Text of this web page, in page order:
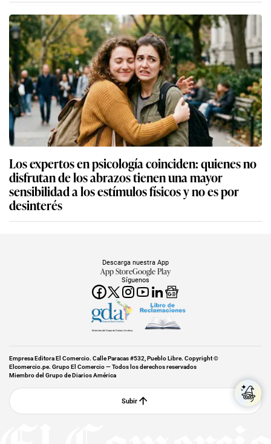
Los expertos en psicología coinciden: quienes no
disfrutan de los abrazos tienen una mayor
sensibilidad a los estímulos físicos y no es por
desinterés
Síguenos
Descarga nuestra App
App StoreGoogle Play
Miembro del Grupo de Diarios América
Empresa Editora El Comercio. Calle Paracas #532, Pueblo Libre. Copyright ©
Elcomercio.pe. Grupo El Comercio — Todos los derechos reservados
Miembro del Grupo de Diarios América
Subir